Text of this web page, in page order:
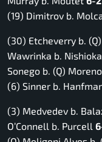
(19) Dimitrov b.
(30) Etcheverry b.
Wawrinka b. Nishioka
Sonego b. (Q)
(6) Sinner b.
(3) Medvedev b.
O’Connell b. Purcell